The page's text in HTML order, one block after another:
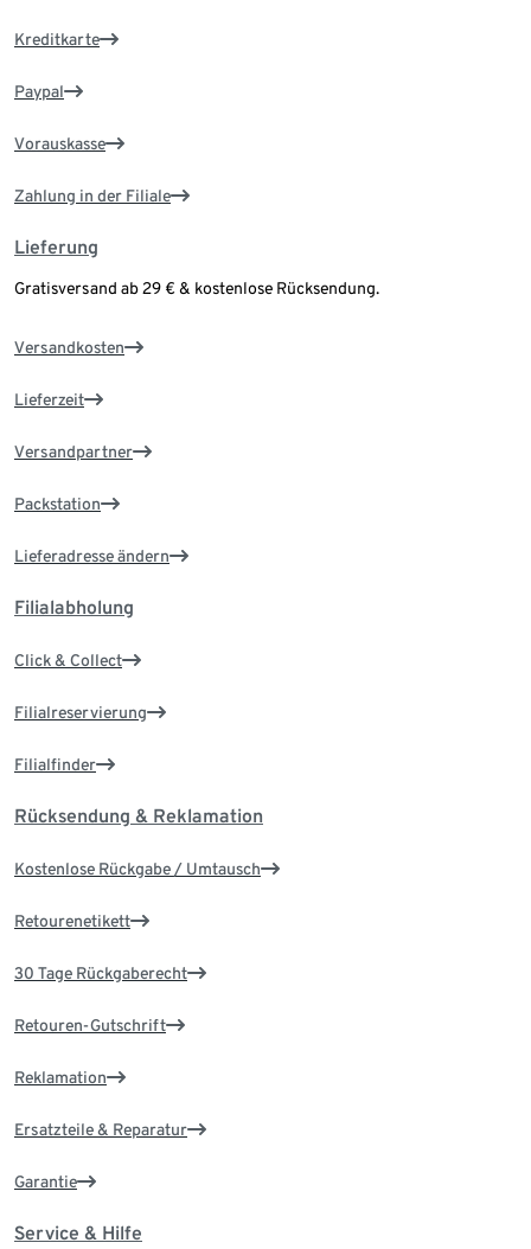
Kreditkarte
Paypal
Vorauskasse
Zahlung in der Filiale
Lieferung
Gratisversand ab 29 € & kostenlose Rücksendung.
Versandkosten
Lieferzeit
Versandpartner
Packstation
Lieferadresse ändern
Filialabholung
Click & Collect
Filialreservierung
Filialfinder
Rücksendung & Reklamation
Kostenlose Rückgabe / Umtausch
Retourenetikett
30 Tage Rückgaberecht
Retouren-Gutschrift
Reklamation
Ersatzteile & Reparatur
Garantie
Service & Hilfe